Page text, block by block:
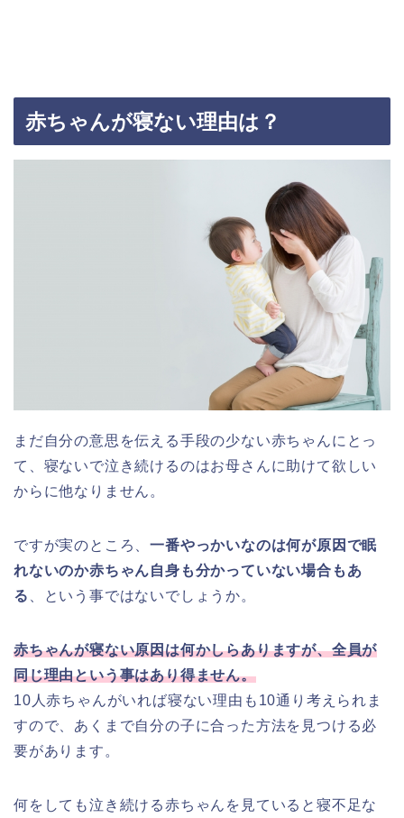
赤ちゃんが寝ない理由は？
まだ自分の意思を伝える手段の少ない赤ちゃんにとっ
て、寝ないで泣き続けるのはお母さんに助けて欲しい
からに他なりません。
ですが実のところ、一番やっかいなのは何が原因で眠
れないのか赤ちゃん自身も分かっていない場合もあ
る
、という事ではないでしょうか。
赤ちゃんが寝ない原因は何かしらありますが、全員が
同じ理由という事はあり得ません。
10人赤ちゃんがいれば寝ない理由も10通り考えられま
すので、あくまで自分の子に合った方法を見つける必
要があります。
何をしても泣き続ける赤ちゃんを見ていると寝不足な